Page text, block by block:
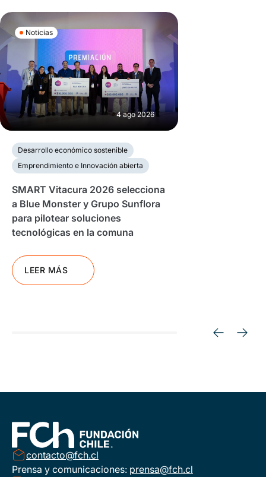
Noticias
4 ago 2026
Desarrollo económico sostenible
Emprendimiento e Innovación abierta
SMART Vitacura 2026 selecciona
a Blue Monster y Grupo Sunflora
para pilotear soluciones
tecnológicas en la comuna
LEER MÁS
contacto@fch.cl
Prensa y comunicaciones: prensa@fch.cl